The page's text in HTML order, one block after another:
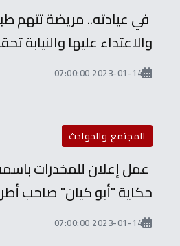
في عيادته.. مريضة تتهم
والاعتداء عليها والنيابة
2023-01-14 07:00:00
المجتمع والحوادث
عمل إعلان للمخدرات
حكاية "أبو كيان" صاحب
2023-01-14 07:00:00